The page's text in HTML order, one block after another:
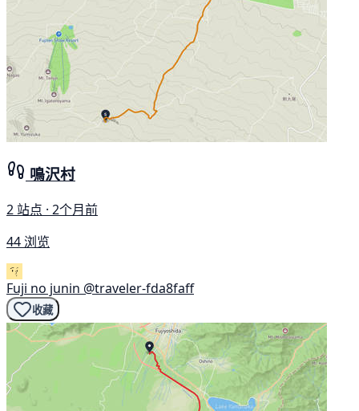
鳴沢村
2 站点 · 2个月前
44 浏览
Fuji no junin @traveler-fda8faff
收藏